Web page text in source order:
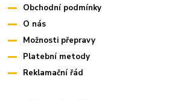
Obchodní podmínky
O nás
Možnosti přepravy
Platební metody
Reklamační řád